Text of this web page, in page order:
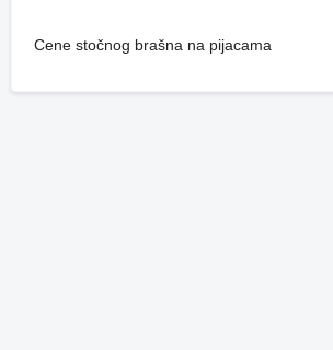
Cene stočnog brašna na pijacama